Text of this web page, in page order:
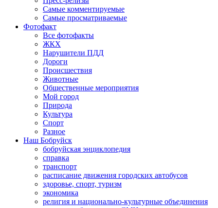
Самые комментируемые
Самые просматриваемые
Фотофакт
Все фотофакты
ЖКХ
Нарушители ПДД
Дороги
Происшествия
Животные
Общественные мероприятия
Мой город
Природа
Культура
Спорт
Разное
Наш Бобруйск
бобруйская энциклопедия
справка
транспорт
расписание движения городских автобусов
здоровье, спорт, туризм
экономика
религия и национально-культурные объединения